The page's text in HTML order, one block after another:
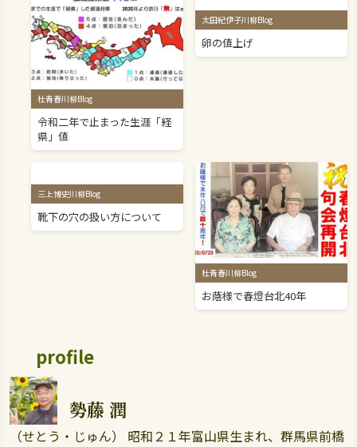
杜青春川柳Blog
令和二年で止まった生涯「経
県」値
太田紀伊子川柳Blog
卵の値上げ
三上博史川柳Blog
靴下の穴の扱い方について
杜青春川柳Blog
お蔭様で春燈台北40年
profile
勢藤 潤
（せとう・じゅん） 昭和２１年富山県生まれ、群馬県前橋